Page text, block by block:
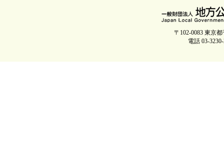
〒102-0083 東京
電話 03-